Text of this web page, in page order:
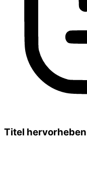
Titel hervorheben